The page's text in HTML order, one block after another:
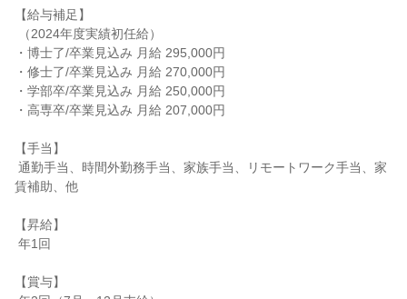
【給与補足】
・博士了/卒業見込み 月給 295,000円
・修士了/卒業見込み 月給 270,000円
・学部卒/卒業見込み 月給 250,000円
・高専卒/卒業見込み 月給 207,000円
【手当】
賃補助、他
【昇給】
【賞与】